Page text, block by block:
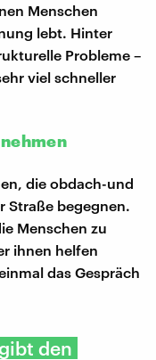
Menschen
lebt. Hinter
Probleme –
viel schneller
die obdach-und
Straße begegnen.
Menschen zu
ihnen helfen
das Gespräch
den